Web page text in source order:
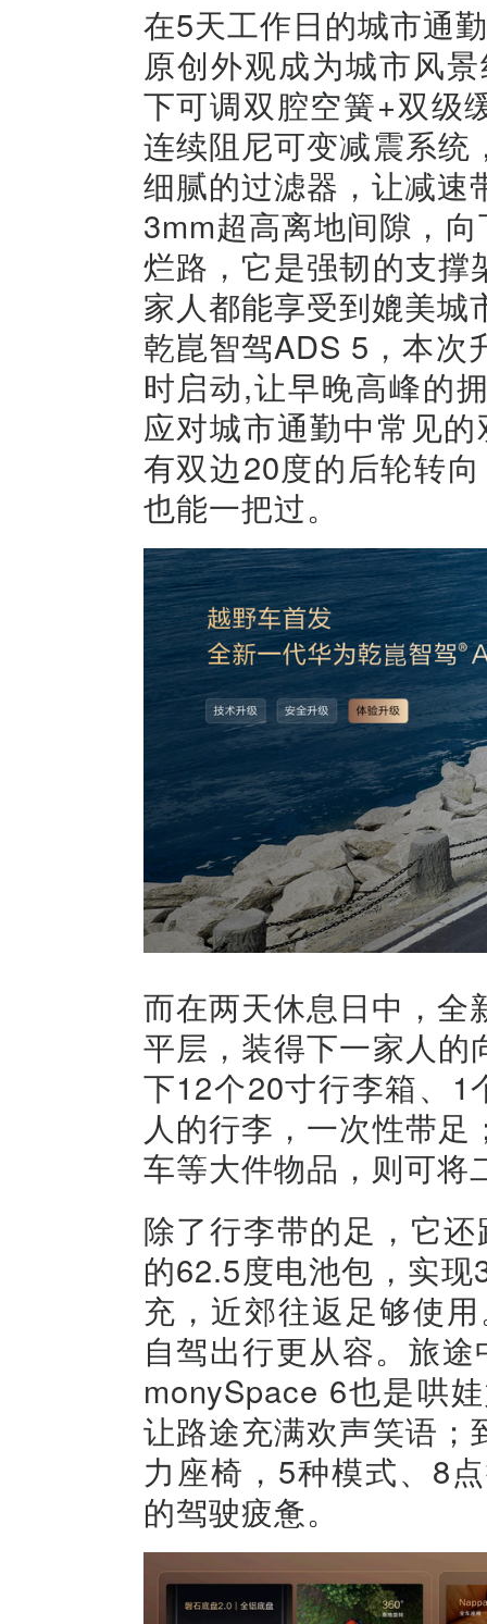
在5天工作日的城市通
原创外观成为城市风
下可调双腔空簧+双级
连续阻尼可变减震系
细腻的过滤器，让减速
3mm超高离地间隙，
烂路，它是强韧的支
家人都能享受到媲美
乾崑智驾ADS 5，本次
时启动,让早晚高峰的
应对城市通勤中常见
有双边20度的后轮转
也能一把过。
而在两天休息日中，全
平层，装得下一家人
下12个20寸行李箱、1
人的行李，一次性带
车等大件物品，则可将
除了行李带的足，它
的62.5度电池包，实
充，近郊往返足够使
自驾出行更从容。旅
monySpace 6也是哄
让路途充满欢声笑语
力座椅，5种模式、8
的驾驶疲惫。